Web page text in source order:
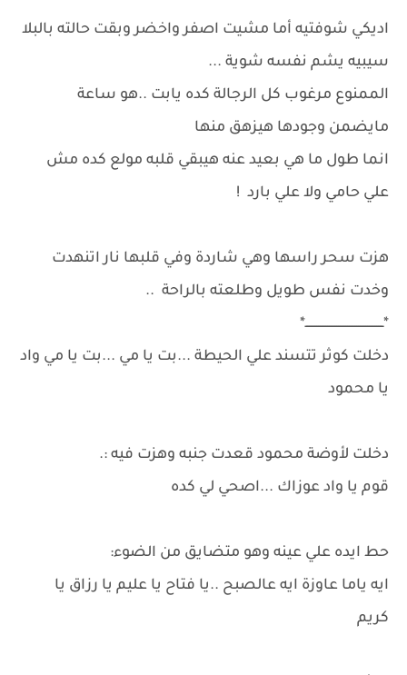
اديكي شوفتيه أما مشيت اصفر واخضر وبقت حالته بالبلا
سيبيه يشم نفسه شوية ...
الممنوع مرغوب كل الرجالة كده يابت ..هو ساعة
مايضمن وجودها هيزهق منها
انما طول ما هي بعيد عنه هيبقي قلبه مولع كده مش
علي حامي ولا علي بارد !
هزت سحر راسها وهي شاردة وفي قلبها نار اتنهدت
وخدت نفس طويل وطلعته بالراحة ..
*ـــــــــــــــــــــــــــــــــــــــــــ*
دخلت كوثر تتسند علي الحيطة ...بت يا مي ...بت يا مي واد
يا محمود
دخلت لأوضة محمود قعدت جنبه وهزت فيه :.
قوم يا واد عوزاك ...اصحي لي كده
حط ايده علي عينه وهو متضايق من الضوء:
ايه ياما عاوزة ايه عالصبح ..يا فتاح يا عليم يا رزاق يا
كريم